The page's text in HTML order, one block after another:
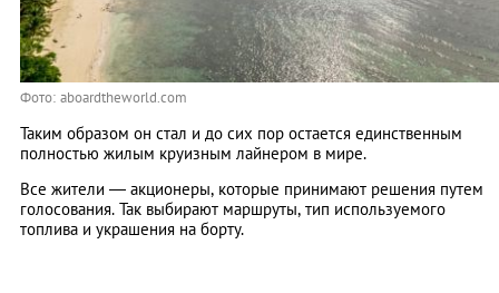
Фото: aboardtheworld.com
Таким образом он стал и до сих пор остается единственным
полностью жилым круизным лайнером в мире.
Все жители — акционеры, которые принимают решения путем
голосования. Так выбирают маршруты, тип используемого
топлива и украшения на борту.